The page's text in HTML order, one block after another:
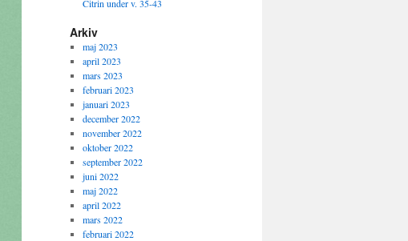
Citrin under v. 35-43
Arkiv
maj 2023
april 2023
mars 2023
februari 2023
januari 2023
december 2022
november 2022
oktober 2022
september 2022
juni 2022
maj 2022
april 2022
mars 2022
februari 2022